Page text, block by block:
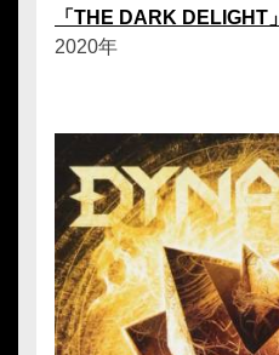
「THE DARK DELIGHT」
2020年